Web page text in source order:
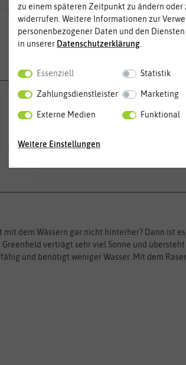
dem Wässern gar nicht hinterher? Dann ist
verträgt sehr viel Sonne und
und benötigt weniger Wasser. Mit dem
zu einem späteren Zeitpunkt zu ändern oder
widerrufen. Weitere Informationen zur
personenbezogener Daten und den
in unserer Daten­schutz­erklärung.
Essenziell Statistik
Zahlungsdienstleister Marketing
Externe Medien Funktional
Weitere Einstellungen